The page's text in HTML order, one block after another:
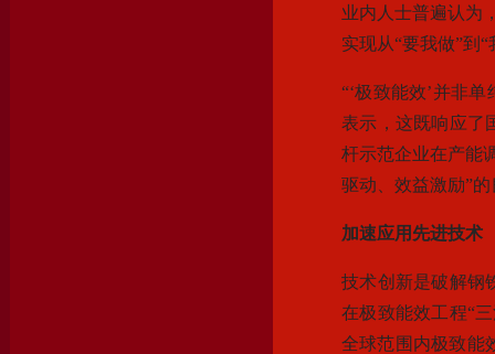
业内人士普遍认为
实现从“要我做”到
“‘极致能效’并非
表示，这既响应了
杆示范企业在产能
驱动、效益激励”
加速应用先进技术
技术创新是破解钢
在极致能效工程“
全球范围内极致能